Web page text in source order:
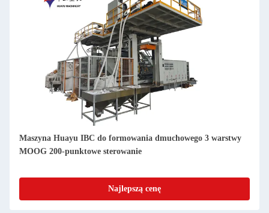
Maszyna Huayu IBC do formowania dmuchowego 3 warstwy
MOOG 200-punktowe sterowanie
Najlepszą cenę